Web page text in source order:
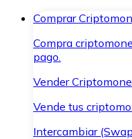
Comprar
Compra
pago.
Vender
Vende tus
Intercambiar